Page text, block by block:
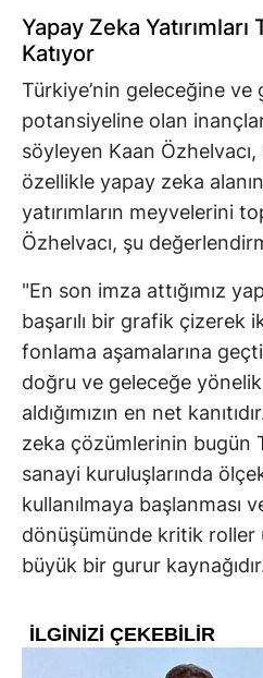
Yapay Zeka
Katıyor
Türkiye’nin geleceğine ve
potansiyeline olan
söyleyen Kaan
özellikle yapay zeka
yatırımların meyvelerini
Özhelvacı, şu
"En son imza attığımız
başarılı bir grafik çizerek
fonlama aşamalarına
doğru ve geleceğe
aldığımızın en net
zeka çözümlerinin bugün
sanayi kuruluşlarında
kullanılmaya başlanması
dönüşümünde kritik roller
büyük bir gurur